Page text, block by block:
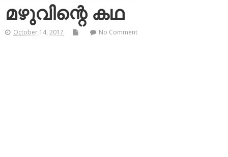
മഴുവിന്റെ കഥ
October 14, 2017 No Comment